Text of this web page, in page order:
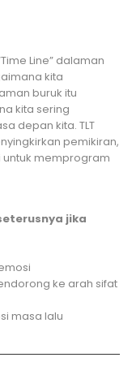
Line” dalaman
kita
buruk itu
kita sering
depan kita. TLT
pemikiran,
untuk memprogram
jika
ke arah sifat
masa lalu